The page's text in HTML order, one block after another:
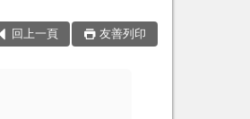
回上一頁 友善列印